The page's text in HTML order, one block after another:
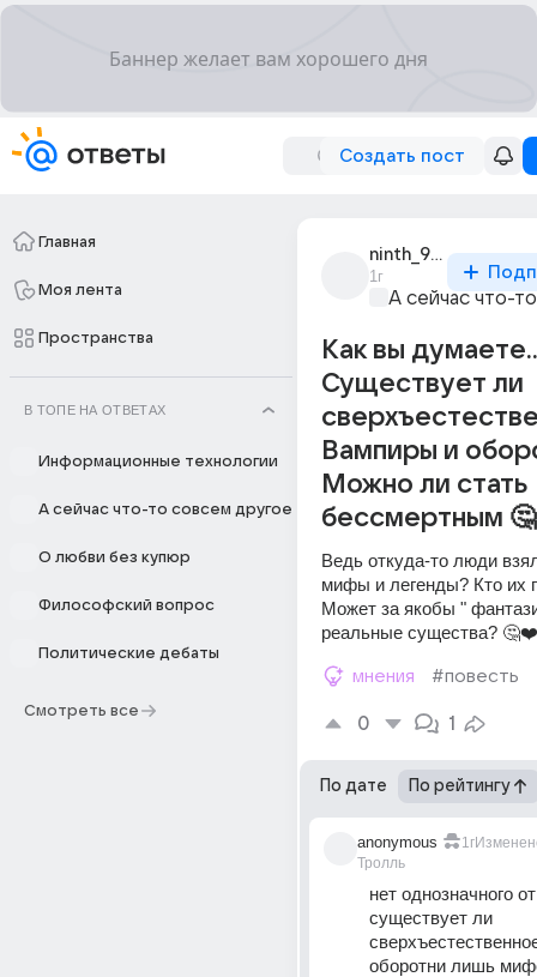
Создать пост
Главная
Моя лента
Пространства
В ТОПЕ НА ОТВЕТАХ
Информационные технологии
А сейчас что-то совсем другое
О любви без купюр
Философский вопрос
Политические дебаты
Смотреть все
ninth_9514
1г
А сейчас что-
Как вы думаете..
Существует ли
Вампиры и
Можно ли стать
бессмертным 🤔
Ведь откуда-то люди
мифы и легенды? Кто их
Может за якобы "
реальные существа? 🤔❤️
мнения #повесть
0 1
По дате По рейтингу
anonymous
Тролль
1г
нет однозначного
существует ли
оборотни лишь